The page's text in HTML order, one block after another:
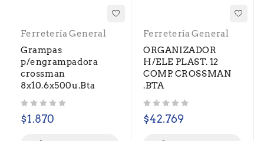
Ferretería General
Grampas
p/engrampadora
crossman
8x10.6x500u.Bta
$1.870
Ferretería General
ORGANIZADOR
H/ELE PLAST. 12
COMP. CROSSMAN
.BTA
$42.769